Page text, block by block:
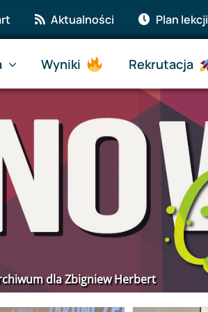
Aktualności Plan lekcji
Wyniki Rekrutacja
dla Zbigniew Herbert